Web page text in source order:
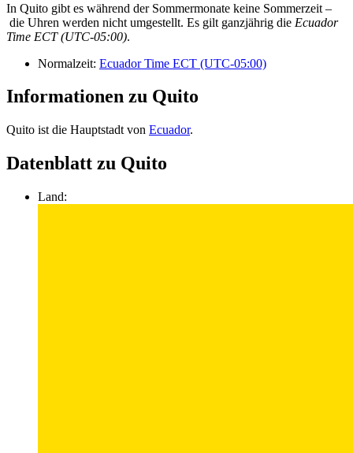
In Quito gibt es während der Sommermonate keine Sommerzeit –
die Uhren werden nicht umgestellt. Es gilt ganzjährig die Ecuador
Time ECT (UTC-05:00).
Normalzeit: Ecuador Time ECT (UTC-05:00)
Informationen zu Quito
Quito ist die Hauptstadt von Ecuador.
Datenblatt zu Quito
Land: